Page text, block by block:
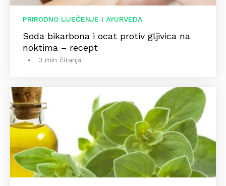
PRIRODNO LIJEČENJE I AYURVEDA
Soda bikarbona i ocat protiv gljivica na
noktima – recept
3 min čitanja